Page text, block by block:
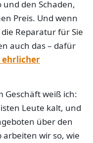
den Schaden,
Preis. Und wenn
Reparatur für Sie
auch das – dafür
ehrlicher
Geschäft weiß ich:
Leute kalt, und
über den
arbeiten wir so, wie